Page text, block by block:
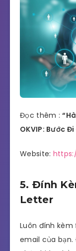
Đọc thêm :
OKVIP: Bước
Website:
5. Đính
Letter
Luôn đính
email của